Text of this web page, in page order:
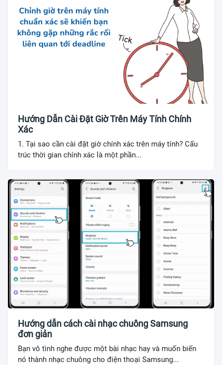
Hướng Dẫn Cài Đặt Giờ Trên Máy Tính Chính
Xác
1. Tại sao cần cài đặt giờ chính xác trên máy tính? Cấu
trúc thời gian chính xác là một phần...
Hướng dẫn cách cài nhạc chuông Samsung
đơn giản
Bạn vô tình nghe được một bài nhạc hay và muốn biến
nó thành nhạc chuông cho điện thoại Samsung...